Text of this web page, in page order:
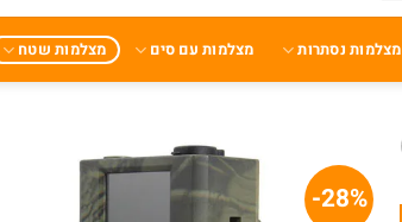
מצלמות נסתרות מצלמות עם סים מצלמות שטח
28%-